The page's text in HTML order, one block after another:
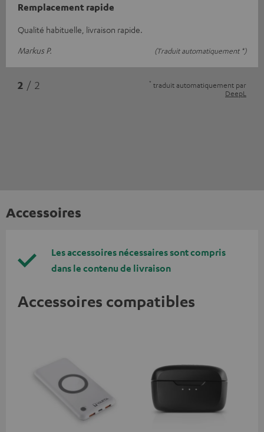
Remplacement rapide
Qualité habituelle, livraison rapide.
Markus P.
(Traduit automatiquement *)
2 / 2 * traduit automatiquement par
DeepL
Accessoires
Les accessoires nécessaires sont compris
dans le contenu de livraison
Accessoires compatibles